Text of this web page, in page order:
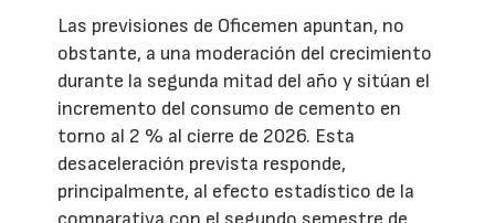
Las previsiones de Oficemen apuntan, no
obstante, a una moderación del crecimiento
durante la segunda mitad del año y sitúan el
incremento del consumo de cemento en
torno al 2 % al cierre de 2026. Esta
desaceleración prevista responde,
principalmente, al efecto estadístico de la